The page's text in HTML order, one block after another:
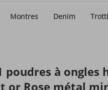
Montres Denim
poudres à ongles
or Rose métal